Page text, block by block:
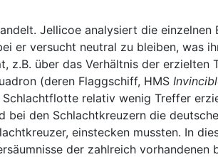
Jellicoe analysiert die einzelnen
er versucht neutral zu bleiben, was
z.B. über das Verhältnis der
(deren Flaggschiff, HMS
relativ wenig Treffer
den Schlachtkreuzern die
einstecken mussten. In
der zahlreich vorhandenen